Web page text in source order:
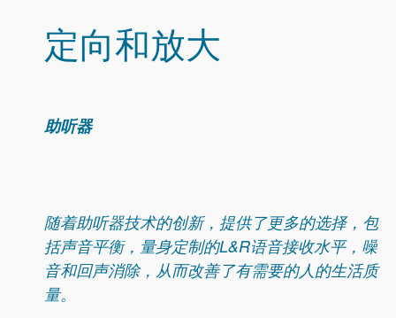
定向和放大
助听器
随着助听器技术的创新，提供了更多的选择，包
括声音平衡，量身定制的L&R语音接收水平，噪
音和回声消除，从而改善了有需要的人的生活质
量。